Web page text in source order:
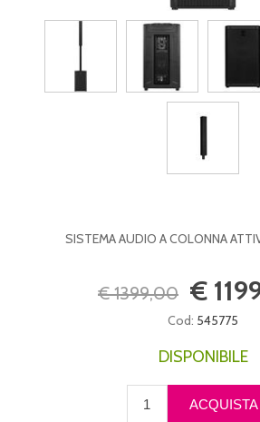
SISTEMA AUDIO A COLONNA
€ 1399,00 €
Cod: 545775
DISPONIBILE